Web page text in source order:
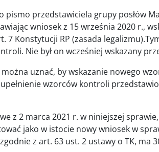
pismo przedstawiciela grupy posłów
wniosek z 15 września 2020 r.,
7 Konstytucji RP (zasada
Nie był on wcześniej wskazany
można uznać, by wskazanie nowego
wzorców kontroli
z 2 marca 2021 r. w niniejszej
jako w istocie nowy wniosek w
z art. 63 ust. 2 ustawy o TK, ma